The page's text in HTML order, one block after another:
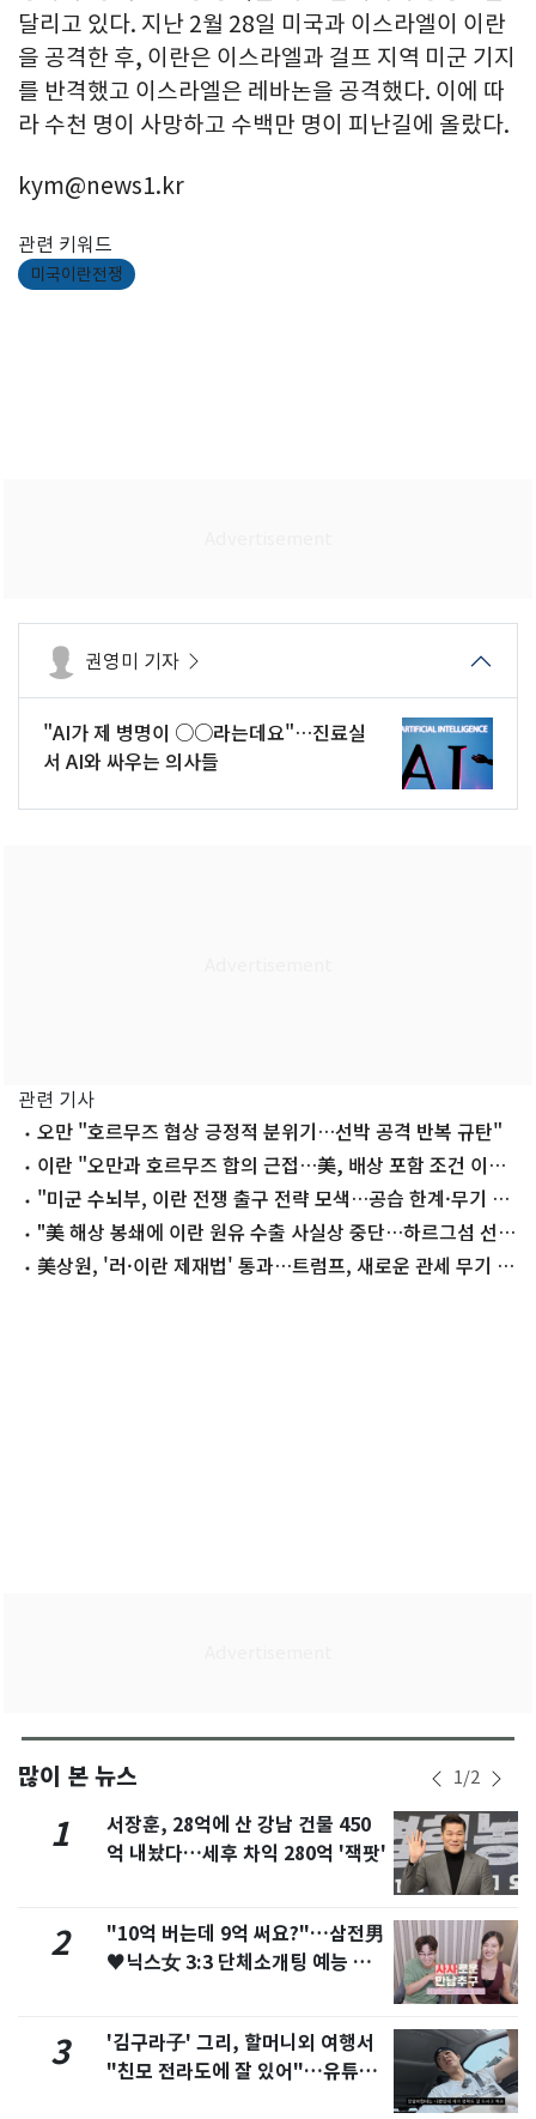
달리고 있다. 지난 2월 28일 미국과 이스라엘이 이란
을 공격한 후, 이란은 이스라엘과 걸프 지역 미군 기지
를 반격했고 이스라엘은 레바논을 공격했다. 이에 따
라 수천 명이 사망하고 수백만 명이 피난길에 올랐다.
kym@news1.kr
관련 키워드
미국이란전쟁
권영미 기자
"AI가 제 병명이 ○○라는데요"…진료실
서 AI와 싸우는 의사들
관련 기사
오만 "호르무즈 협상 긍정적 분위기…선박 공격 반복 규탄"
이란 "오만과 호르무즈 합의 근접…美, 배상 포함 조건 이행
해야"
"미군 수뇌부, 이란 전쟁 출구 전략 모색…공습 한계·무기 비
축량 감소"
"美 해상 봉쇄에 이란 원유 수출 사실상 중단…하르그섬 선적
멈춰"
美상원, '러·이란 제재법' 통과…트럼프, 새로운 관세 무기 쥐
많이 본 뉴스 1/2
1
서장훈, 28억에 산 강남 건물 450
억 내놨다…세후 차익 280억 '잭팟'
2
"10억 버는데 9억 써요?"…삼전男
♥닉스女 3:3 단체소개팅 예능 화
3
'김구라子' 그리, 할머니외 여행서
"친모 전라도에 잘 있어"…유튜브